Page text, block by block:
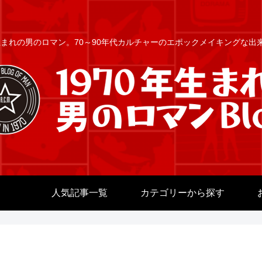
れの男のロマン。70～90年代カルチャーのエポックメイキングな出
人気記事一覧 カテゴリーから探す